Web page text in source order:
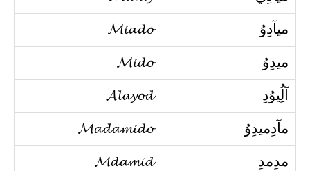
ميآدِوُ 𝓜𝓲𝓪𝓭𝓸
ميدِوُ 𝓜𝓲𝓭𝓸
آلُِيوُدِ 𝓐𝓵𝓪𝔂𝓸𝓭
مآدِميدِوُ 𝓜𝓪𝓭𝓪𝓶𝓲𝓭𝓸
مدِمدِ 𝓜𝓭𝓪𝓶𝓲𝓭